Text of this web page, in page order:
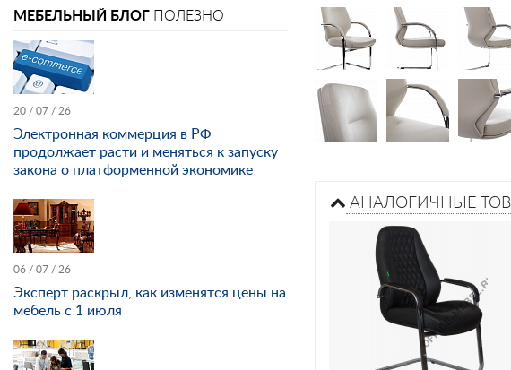
АНАЛОГИЧНЫЕ
МЕБЕЛЬНЫЙ БЛОГ ПОЛЕЗНО
20 / 07 / 26
Электронная коммерция в РФ
продолжает расти и меняться к запуску
закона о платформенной экономике
06 / 07 / 26
Эксперт раскрыл, как изменятся цены на
мебель с 1 июля